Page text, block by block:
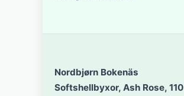
Nordbjørn Bokenäs
Softshellbyxor, Ash Rose, 110